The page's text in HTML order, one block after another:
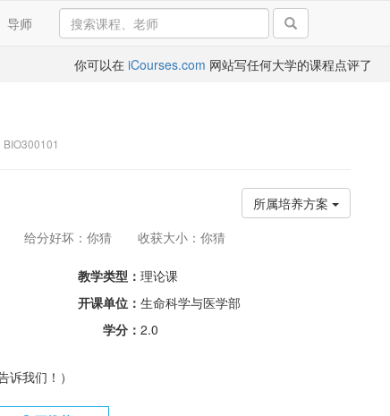
导师
你可以在 iCourses.com 网站写任何大学的课程点评了
所属培养方案
给分好坏：你猜 收获大小：你猜
教学类型： 理论课
开课单位： 生命科学与医学部
学分： 2.0
我们！）